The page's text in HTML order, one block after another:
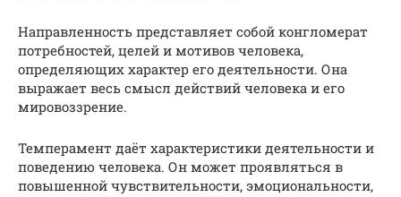
Направленность представляет собой конгломерат
потребностей, целей и мотивов человека,
определяющих характер его деятельности. Она
выражает весь смысл действий человека и его
мировоззрение.
Темперамент даёт характеристики деятельности и
поведению человека. Он может проявляться в
повышенной чувствительности, эмоциональности,